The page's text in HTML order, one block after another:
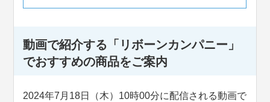
動画で紹介する「リボーンカンパニー」
でおすすめの商品をご案内
2024年7月18日（木）10時00分に配信される動画で